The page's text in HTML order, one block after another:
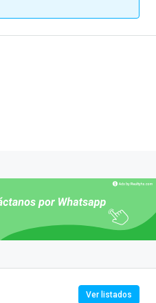
Ver listados